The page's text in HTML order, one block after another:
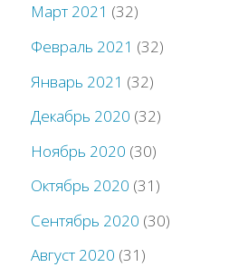
Март 2021 (32)
Февраль 2021 (32)
Январь 2021 (32)
Декабрь 2020 (32)
Ноябрь 2020 (30)
Октябрь 2020 (31)
Сентябрь 2020 (30)
Август 2020 (31)